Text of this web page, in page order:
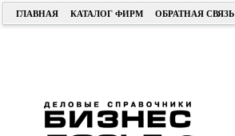
ГЛАВНАЯ КАТАЛОГ ФИРМ ОБРАТНАЯ СВЯЗЬ